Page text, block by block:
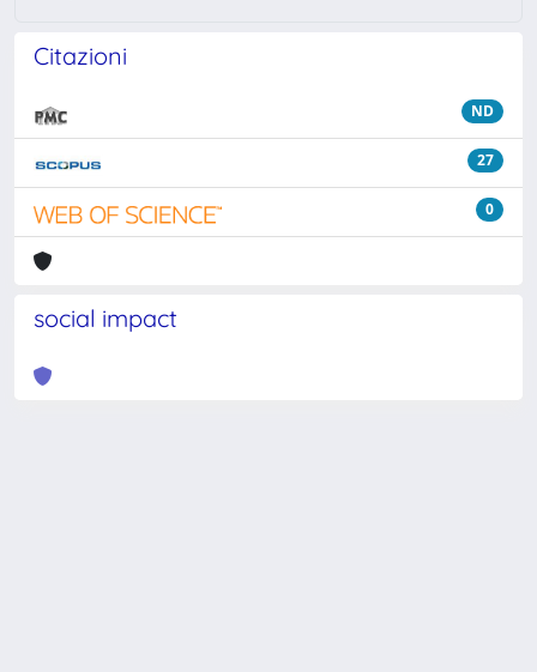
Citazioni
ND
27
0
social impact